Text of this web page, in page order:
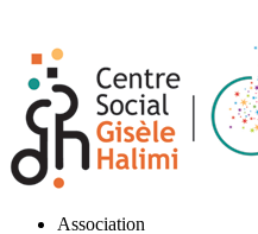
Association